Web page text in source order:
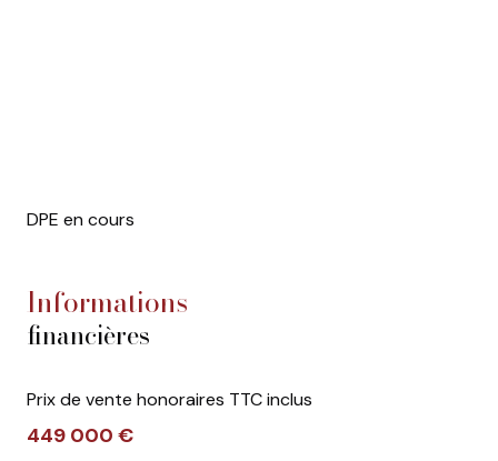
DPE en cours
informations
financières
Prix de vente honoraires TTC inclus
449 000 €